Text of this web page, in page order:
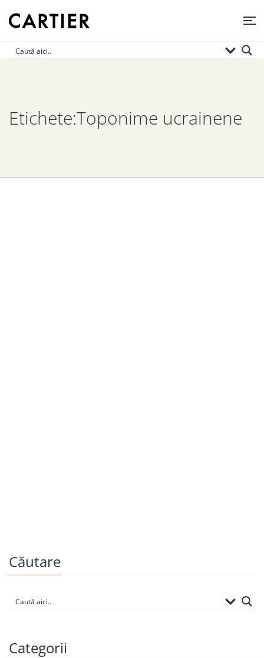
Etichete:Toponime ucrainene
Căutare
Categorii